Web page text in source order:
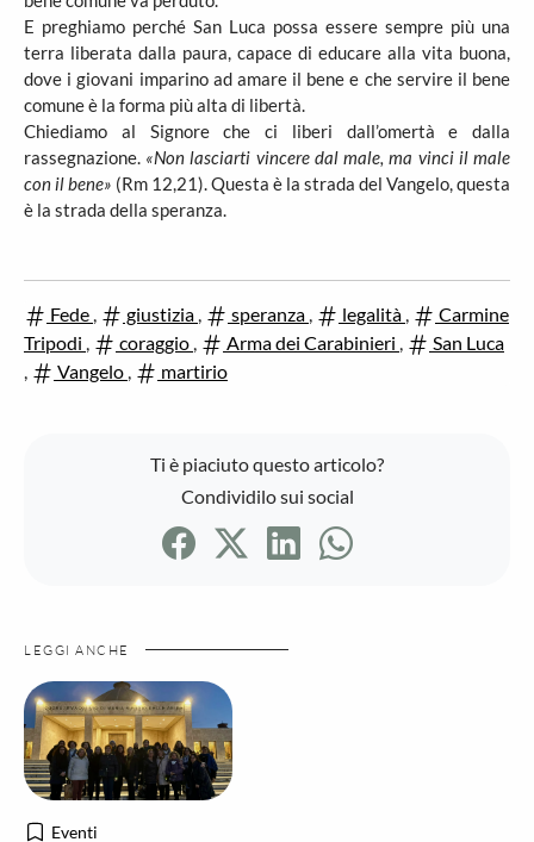
E preghiamo perché San Luca possa essere sempre più una
terra liberata dalla paura, capace di educare alla vita buona,
dove i giovani imparino ad amare il bene e che servire il bene
comune è la forma più alta di libertà.
Chiediamo al Signore che ci liberi dall’omertà e dalla
rassegnazione. «Non lasciarti vincere dal male, ma vinci il male
con il bene» (Rm 12,21). Questa è la strada del Vangelo, questa
è la strada della speranza.
Fede , giustizia , speranza , legalità ,
Carmine
Tripodi , coraggio , Arma dei Carabinieri ,
San Luca
,
Vangelo , martirio
Ti è piaciuto questo articolo?
Condividilo sui social
LEGGI ANCHE
Eventi